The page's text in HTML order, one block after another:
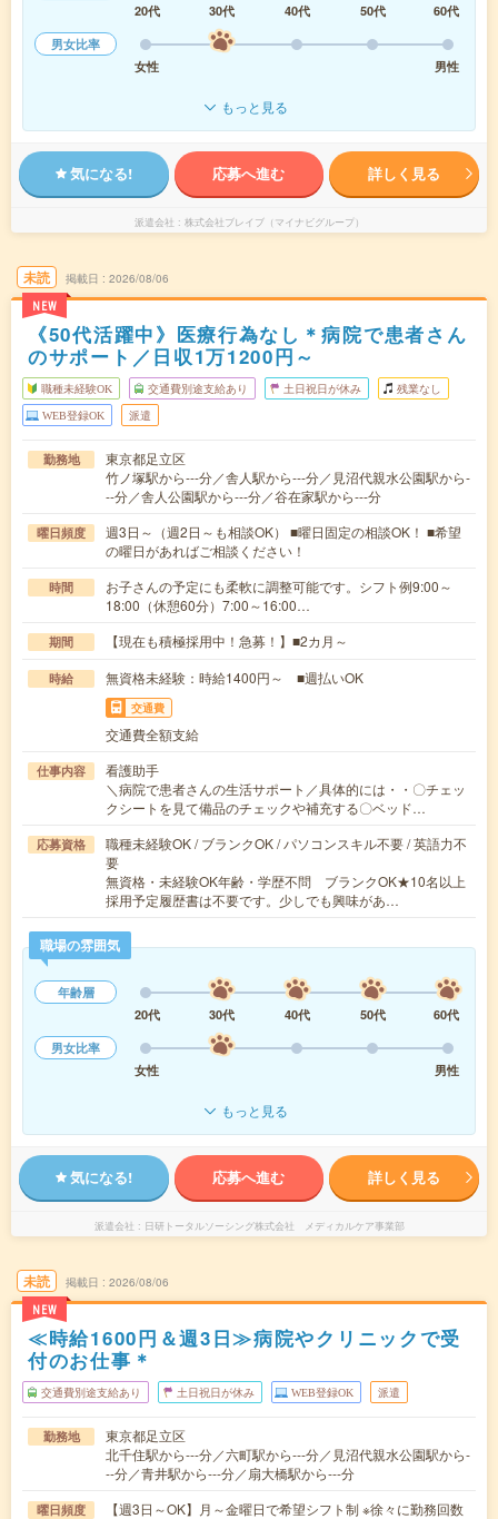
20代
30代 40代 50代
60代
男女比率
女性
男性
もっと見る
気になる! 応募へ進む 詳しく見る
派遣会社 株式会社ブレイブ（マイナビグループ）
未読
NEW
掲載日 2026/08/06
《50代活躍中》医療行為なし＊病院で患者さん
のサポート／日収1万1200円～
職種未経験OK 交通費別途支給あり 土日祝日が休み 残業なし
WEB登録OK 派遣
勤務地
東京都足立区
竹ノ塚駅から---分／舎人駅から---分／見沼代親水公園駅から-
--分／舎人公園駅から---分／谷在家駅から---分
曜日頻度
週3日～（週2日～も相談OK） ■曜日固定の相談OK！ ■希望
の曜日があればご相談ください！
時間
お子さんの予定にも柔軟に調整可能です。シフト例9:00～
18:00（休憩60分）7:00～16:00…
期間 【現在も積極採用中！急募！】■2カ月～
時給 無資格未経験：時給1400円～ ■週払いOK
交通費
交通費全額支給
仕事内容
看護助手
＼病院で患者さんの生活サポート／具体的には・・〇チェッ
クシートを見て備品のチェックや補充する〇ベッド…
応募資格
職種未経験OK / ブランクOK / パソコンスキル不要 / 英語力不
要
無資格・未経験OK年齢・学歴不問 ブランクOK★10名以上
採用予定履歴書は不要です。少しでも興味があ…
職場の雰囲気
年齢層
20代
30代 40代 50代
60代
男女比率
女性
男性
もっと見る
気になる! 応募へ進む 詳しく見る
派遣会社 日研トータルソーシング株式会社 メディカルケア事業部
未読
NEW
掲載日 2026/08/06
≪時給1600円＆週3日≫病院やクリニックで受
付のお仕事＊
交通費別途支給あり 土日祝日が休み WEB登録OK 派遣
勤務地
東京都足立区
北千住駅から---分／六町駅から---分／見沼代親水公園駅から-
--分／青井駅から---分／扇大橋駅から---分
曜日頻度
【週3日～OK】月～金曜日で希望シフト制 ※徐々に勤務回数